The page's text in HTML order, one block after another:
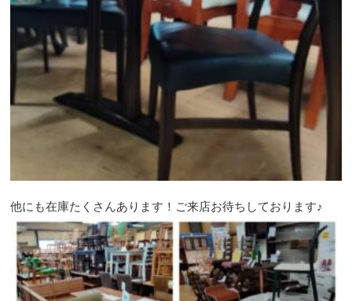
他にも在庫たくさんあります！ご来店お待ちしております♪